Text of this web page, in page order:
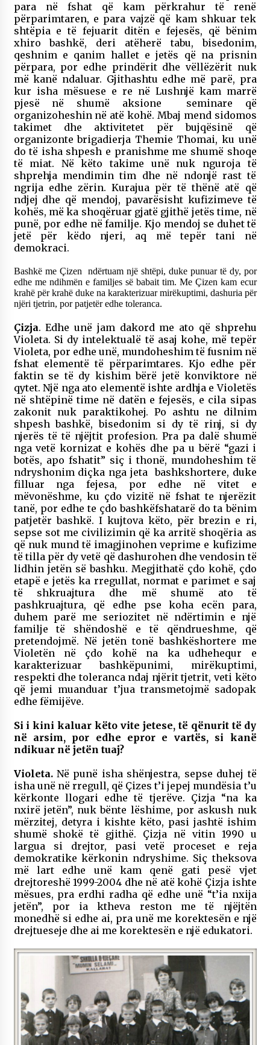
para në fshat që kam përkrahur të renë
përparimtaren, e para vajzë që kam shkuar tek
shtëpia e të fejuarit ditën e fejesës, që bënim
xhiro bashkë, deri atëherë tabu, bisedonim,
qeshnim e qanim hallet e jetës që na prisnin
përpara, por edhe prindërit dhe vëllëzërit nuk
më kanë ndaluar. Gjithashtu edhe më parë, pra
kur isha mësuese e re në Lushnjë kam marrë
pjesë në shumë aksione seminare që
organizoheshin në atë kohë. Mbaj mend sidomos
takimet dhe aktivitetet për bujqësinë që
organizonte brigadierja Themie Thomai, ku unë
do të isha shpesh e pranishme me shumë shoqe
të miat. Në këto takime unë nuk nguroja të
shprehja mendimin tim dhe në ndonjë rast të
ngrija edhe zërin. Kurajua për të thënë atë që
ndjej dhe që mendoj, pavarësisht kufizimeve të
kohës, më ka shoqëruar gjatë gjithë jetës time, në
punë, por edhe në familje. Kjo mendoj se duhet të
jetë për këdo njeri, aq më tepër tani në
demokraci.
Bashkë me Çizen ndërtuam një shtëpi, duke punuar të dy, por
edhe me ndihmën e familjes së babait tim. Me Çizen kam ecur
krahë për krahë duke na karakterizuar mirëkuptimi, dashuria për
njëri tjetrin, por patjetër edhe toleranca.
Çizja. Edhe unë jam dakord me ato që shprehu
Violeta. Si dy intelektualë të asaj kohe, më tepër
Violeta, por edhe unë, mundoheshim të fusnim në
fshat elementë të përparimtares. Kjo edhe për
faktin se të dy kishim bërë jetë konviktore në
qytet. Një nga ato elementë ishte ardhja e Violetës
në shtëpinë time në datën e fejesës, e cila sipas
zakonit nuk paraktikohej. Po ashtu ne dilnim
shpesh bashkë, bisedonim si dy të rinj, si dy
njerës të të njëjtit profesion. Pra pa dalë shumë
nga vetë kornizat e kohës dhe pa u bërë “gazi i
botës, apo fshatit” siç i thonë, mundoheshim të
ndryshonim diçka nga jeta bashkshortere, duke
filluar nga fejesa, por edhe në vitet e
mëvonëshme, ku çdo vizitë në fshat te njerëzit
tanë, por edhe te çdo bashkëfshatarë do ta bënim
patjetër bashkë. I kujtova këto, për brezin e ri,
sepse sot me civilizimin që ka arritë shoqëria as
që nuk mund të imagjinohen veprime e kufizime
të tilla për dy vetë që dashurohen dhe vendosin të
lidhin jetën së bashku. Megjithatë çdo kohë, çdo
etapë e jetës ka rregullat, normat e parimet e saj
të shkruajtura dhe më shumë ato të
pashkruajtura, që edhe pse koha ecën para,
duhem parë me seriozitet në ndërtimin e një
familje të shëndoshë e të qëndrueshme, që
pretendojmë. Në jetën tonë bashkëshortere me
Violetën në çdo kohë na ka udhehequr e
karakterizuar bashkëpunimi, mirëkuptimi,
respekti dhe toleranca ndaj njërit tjetrit, veti këto
që jemi muanduar t’jua transmetojmë sadopak
edhe fëmijëve.
Si i kini kaluar këto vite jetese, të qënurit të dy
në arsim, por edhe epror e vartës, si kanë
ndikuar në jetën tuaj?
Violeta. Në punë isha shënjestra, sepse duhej të
isha unë në rregull, që Çizes t’i jepej mundësia t’u
kërkonte llogari edhe të tjerëve. Çizja “na ka
nxirë jetën”, nuk bënte lëshime, por askush nuk
mërzitej, detyra i kishte këto, pasi jashtë ishim
shumë shokë të gjithë. Çizja në vitin 1990 u
largua si drejtor, pasi vetë proceset e reja
demokratike kërkonin ndryshime. Siç theksova
më lart edhe unë kam qenë gati pesë vjet
drejtoreshë 1999-2004 dhe në atë kohë Çizja ishte
mësues, pra erdhi radha që edhe unë “t’ia nxija
jetën”, por ia ktheva reston me të njëjtën
monedhë si edhe ai, pra unë me korektesën e një
drejtueseje dhe ai me korektesën e një edukatori.